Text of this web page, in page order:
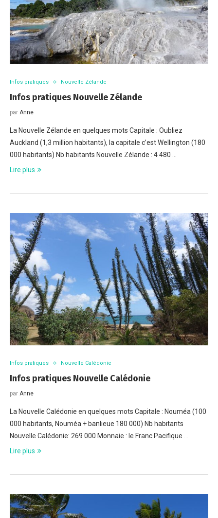
Infos pratiques Nouvelle Zélande
Infos pratiques Nouvelle Zélande
par Anne
La Nouvelle Zélande en quelques mots Capitale : Oubliez
Auckland (1,3 million habitants), la capitale c’est Wellington (180
000 habitants) Nb habitants Nouvelle Zélande : 4 480 …
Lire plus
Infos pratiques Nouvelle Calédonie
Infos pratiques Nouvelle Calédonie
par Anne
La Nouvelle Calédonie en quelques mots Capitale : Nouméa (100
000 habitants, Nouméa + banlieue 180 000) Nb habitants
Nouvelle Calédonie: 269 000 Monnaie : le Franc Pacifique …
Lire plus